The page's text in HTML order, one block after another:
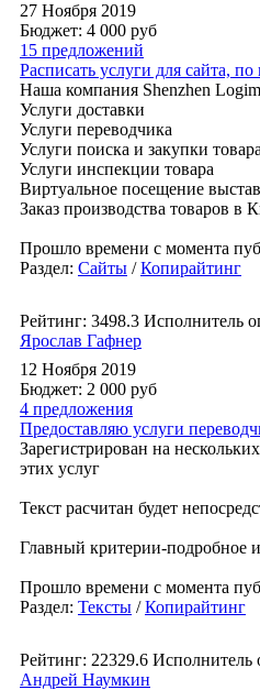
27 Ноября 2019
Бюджет: 4 000 руб
15 предложений
Расписать услуги для сайта,
Наша компания Shenzhen
Услуги доставки
Услуги переводчика
Услуги поиска и закупки товара
Услуги инспекции товара
Виртуальное посещение
Заказ производства товаров в
Прошло времени с момента
Раздел: Сайты /Копирайтинг
Рейтинг: 3498.3 Исполнитель
Ярослав Гафнер
12 Ноября 2019
Бюджет: 2 000 руб
4 предложения
Предоставляю услуги
Зарегистрирован на
этих услуг
Текст расчитан будет
Главный критерии-подробное
Прошло времени с момента
Раздел: Тексты /Копирайтинг
Рейтинг: 22329.6 Исполнитель
Андрей Наумкин